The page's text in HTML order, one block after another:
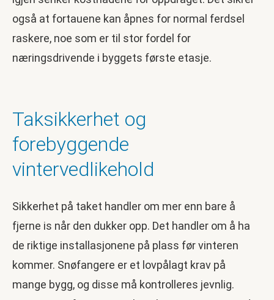
også at fortauene kan åpnes for normal ferdsel
raskere, noe som er til stor fordel for
næringsdrivende i byggets første etasje.
Taksikkerhet og
forebyggende
vintervedlikehold
Sikkerhet på taket handler om mer enn bare å
fjerne is når den dukker opp. Det handler om å ha
de riktige installasjonene på plass før vinteren
kommer. Snøfangere er et lovpålagt krav på
mange bygg, og disse må kontrolleres jevnlig.